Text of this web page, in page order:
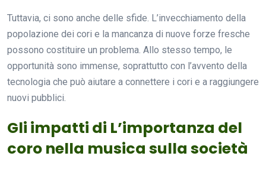
Tuttavia, ci sono anche delle sfide. L’invecchiamento della
popolazione dei cori e la mancanza di nuove forze fresche
possono costituire un problema. Allo stesso tempo, le
opportunità sono immense, soprattutto con l’avvento della
tecnologia che può aiutare a connettere i cori e a raggiungere
nuovi pubblici.
Gli impatti di L’importanza del
coro nella musica sulla società